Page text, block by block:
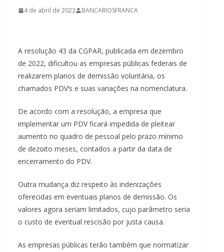
4 de abril de 2023 BANCARIOSFRANCA
A resolução 43 da CGPAR, publicada em dezembro
de 2022, dificultou as empresas públicas federais de
realizarem planos de demissão voluntária, os
chamados PDV’s e suas variações na nomenclatura.
De acordo com a resolução, a empresa que
implementar um PDV ficará impedida de pleitear
aumento no quadro de pessoal pelo prazo mínimo
de dezoito meses, contados a partir da data de
encerramento do PDV.
Outra mudança diz respeito às indenizações
oferecidas em eventuais planos de demissão. Os
valores agora seriam limitados, cujo parâmetro seria
o custo de eventual rescisão por justa causa.
As empresas públicas terão também que normatizar